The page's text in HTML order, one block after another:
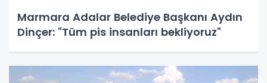
Marmara Adalar Belediye Başkanı Aydın
Dinçer: "Tüm pis insanları bekliyoruz"